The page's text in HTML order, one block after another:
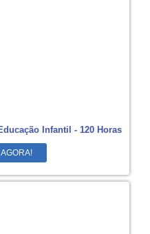
Infantil - 120 Horas